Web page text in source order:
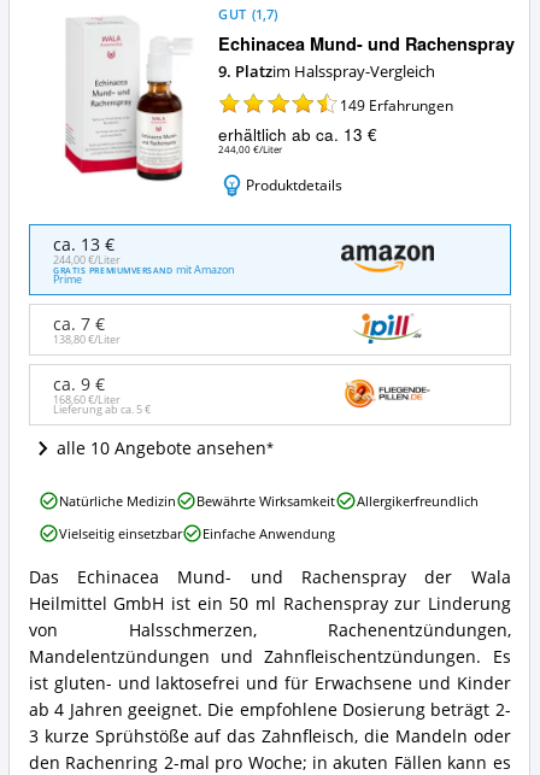
Echinacea Mund- und Rachenspray
GUT (1,7)
9. Platzim Halsspray-Vergleich
149 Erfahrungen
erhältlich ab ca. 13 €
244,00 €/Liter
Produktdetails
Echinacea
Mund-
und
Rachenspray
Angebote:
ist
dieses
Halsspray
erhältlich?
ca. 13 €
244,00 €/Liter
GRATIS PREMIUMVERSAND mit Amazon
Prime
ca. 7 €
138,80 €/Liter
ca. 9 €
168,60 €/Liter
Lieferung ab ca.5 €
alle 10 Angebote ansehen
Echinacea
Mund-
und
Rachenspray
Zusammenfassung:
Was
bietet
dieses
Halsspray?
Das Echinacea Mund- und Rachenspray der Wala
Heilmittel GmbH ist ein 50 ml Rachenspray zur Linderung
von Halsschmerzen, Rachenentzündungen,
Mandelentzündungen und Zahnfleischentzündungen. Es
ist gluten- und laktosefrei und für Erwachsene und Kinder
ab 4 Jahren geeignet. Die empfohlene Dosierung beträgt 2-
3 kurze Sprühstöße auf das Zahnfleisch, die Mandeln oder
den Rachenring 2-mal pro Woche; in akuten Fällen kann es
Echinacea
Mund-
und
Vorteile:
Was
spricht
für
dieses
Halsspray?
Natürliche Medizin Bewährte Wirksamkeit
Allergikerfreundlich
Vielseitig einsetzbar
Einfache Anwendung